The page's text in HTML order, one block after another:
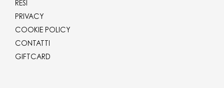
RESI
PRIVACY
COOKIE POLICY
CONTATTI
GIFTCARD